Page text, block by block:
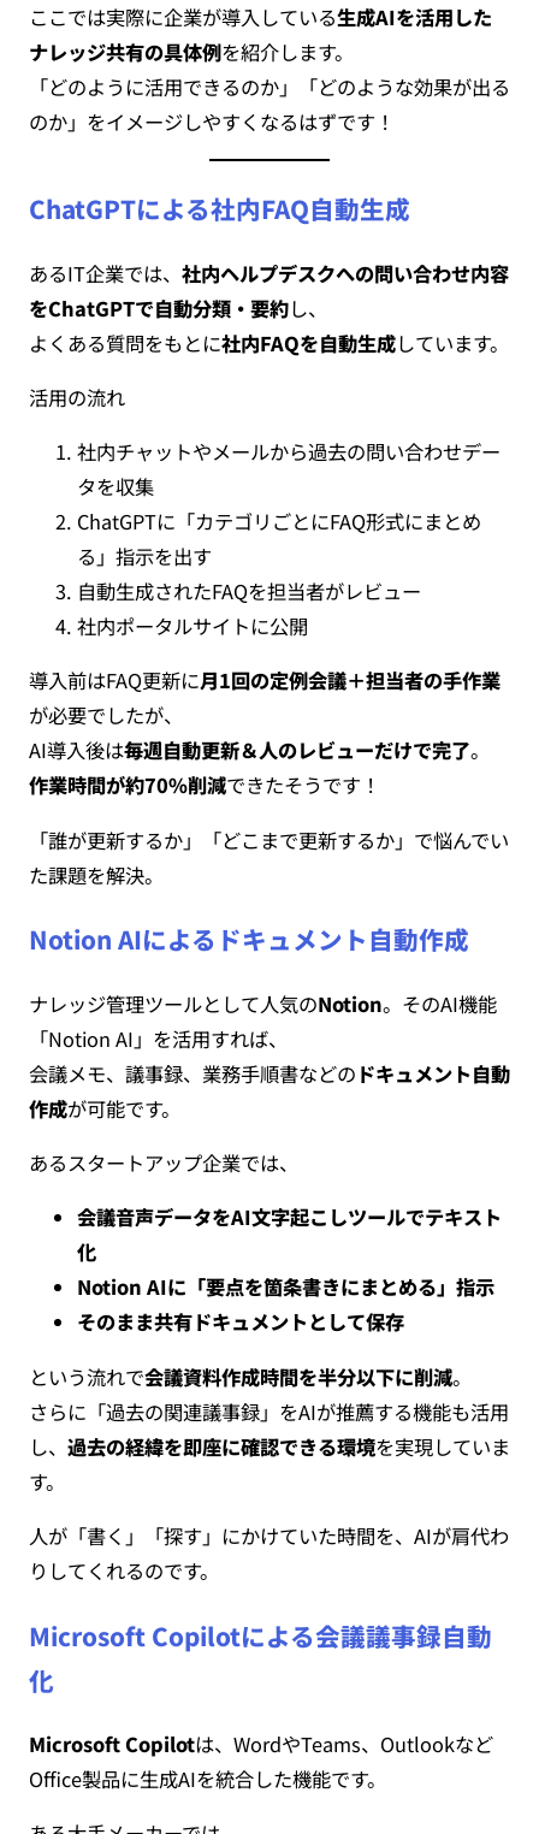
ここでは実際に企業が導入している生成AIを活用した
ナレッジ共有の具体例を紹介します。
「どのように活用できるのか」「どのような効果が出る
のか」をイメージしやすくなるはずです！
ChatGPTによる社内FAQ自動生成
あるIT企業では、 社内ヘルプデスクへの問い合わせ内容
をChatGPTで自動分類・要約し、
よくある質問をもとに社内FAQを自動生成しています。
活用の流れ
社内チャットやメールから過去の問い合わせデー
タを収集
ChatGPTに「カテゴリごとにFAQ形式にまとめ
る」指示を出す
自動生成されたFAQを担当者がレビュー
社内ポータルサイトに公開
導入前はFAQ更新に月1回の定例会議＋担当者の手作業
が必要でしたが、
AI導入後は毎週自動更新＆人のレビューだけで完了。
作業時間が約70%削減できたそうです！
「誰が更新するか」「どこまで更新するか」で悩んでい
た課題を解決。
Notion AIによるドキュメント自動作成
ナレッジ管理ツールとして人気のNotion。そのAI機能
「Notion AI」を活用すれば、
会議メモ、議事録、業務手順書などの ドキュメント自動
作成が可能です。
あるスタートアップ企業では、
会議音声データをAI文字起こしツールでテキスト
化
Notion AIに「要点を箇条書きにまとめる」指示
そのまま共有ドキュメントとして保存
という流れで会議資料作成時間を半分以下に削減。
さらに「過去の関連議事録」をAIが推薦する機能も活用
し、 過去の経緯を即座に確認できる環境を実現していま
す。
人が「書く」「探す」にかけていた時間を、AIが肩代わ
りしてくれるのです。
Microsoft Copilotによる会議議事録自動
化
Microsoft Copilotは、WordやTeams、Outlookなど
Office製品に生成AIを統合した機能です。